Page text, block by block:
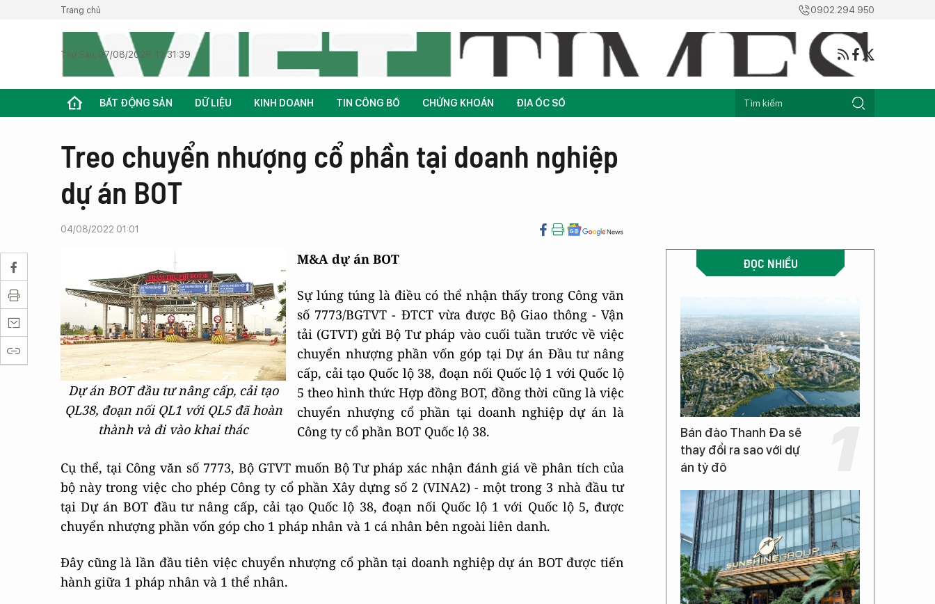
Trang chủ 0902.294.950
Thứ Sáu, 07/08/2026, 12:31:39
BẤT ĐỘNG SẢN DỮ LIỆU KINH DOANH TIN CÔNG BỐ CHỨNG KHOÁN ĐỊA ỐC SỐ
Treo chuyển nhượng cổ phần tại doanh nghiệp
dự án BOT
04/08/2022 01:01
Dự án BOT đầu tư nâng cấp, cải tạo
QL38, đoạn nối QL1 với QL5 đã hoàn
thành và đi vào khai thác
M&A dự án BOT
Sự lúng túng là điều có thể nhận thấy trong Công văn
số 7773/BGTVT - ĐTCT vừa được Bộ Giao thông - Vận
tải (GTVT) gửi Bộ Tư pháp vào cuối tuần trước về việc
chuyển nhượng phần vốn góp tại Dự án Đầu tư nâng
cấp, cải tạo Quốc lộ 38, đoạn nối Quốc lộ 1 với Quốc lộ
5 theo hình thức Hợp đồng BOT, đồng thời cũng là việc
chuyển nhượng cổ phần tại doanh nghiệp dự án là
Công ty cổ phần BOT Quốc lộ 38.
Cụ thể, tại Công văn số 7773, Bộ GTVT muốn Bộ Tư pháp xác nhận đánh giá về phân tích của
bộ này trong việc cho phép Công ty cổ phần Xây dựng số 2 (VINA2) - một trong 3 nhà đầu tư
tại Dự án BOT đầu tư nâng cấp, cải tạo Quốc lộ 38, đoạn nối Quốc lộ 1 với Quốc lộ 5, được
chuyển nhượng phần vốn góp cho 1 pháp nhân và 1 cá nhân bên ngoài liên danh.
Đây cũng là lần đầu tiên việc chuyển nhượng cổ phần tại doanh nghiệp dự án BOT được tiến
hành giữa 1 pháp nhân và 1 thể nhân.
ĐỌC NHIỀU
Bán đảo Thanh Đa sẽ
thay đổi ra sao với dự
án tỷ đô